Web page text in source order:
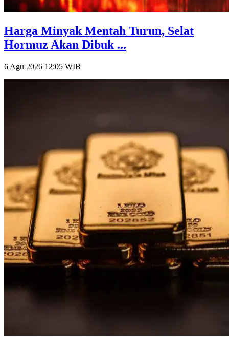
Harga Minyak Mentah Turun, Selat
Hormuz Akan Dibuk ...
6 Agu 2026 12:05 WIB